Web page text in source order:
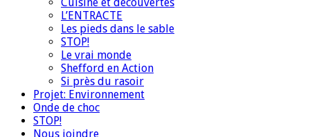
L’ENTRACTE
Les pieds dans le sable
STOP!
Le vrai monde
Shefford en Action
Si près du rasoir
Projet: Environnement
Onde de choc
STOP!
Nous joindre